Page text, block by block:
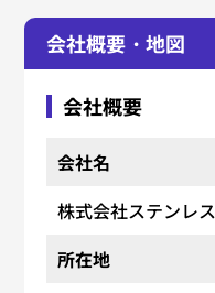
会社概要・地図
会社概要
会社名
株式会社ステンレ
所在地